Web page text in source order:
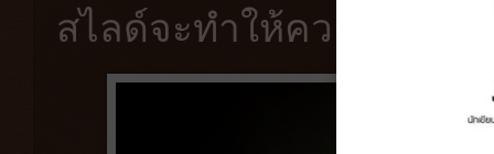
สไลด์จะทำให้ความทุกข์